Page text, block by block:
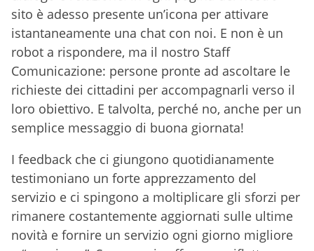
sito è adesso presente un’icona per attivare
istantaneamente una chat con noi. E non è un
robot a rispondere, ma il nostro Staff
Comunicazione: persone pronte ad ascoltare le
richieste dei cittadini per accompagnarli verso il
loro obiettivo. E talvolta, perché no, anche per un
semplice messaggio di buona giornata!
I feedback che ci giungono quotidianamente
testimoniano un forte apprezzamento del
servizio e ci spingono a moltiplicare gli sforzi per
rimanere costantemente aggiornati sulle ultime
novità e fornire un servizio ogni giorno migliore